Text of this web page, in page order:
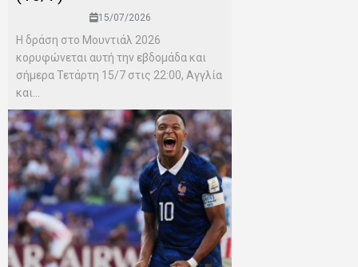
15/07/2026
Η δράση στο Μουντιάλ 2026
κορυφώνεται αυτή την εβδομάδα και
σήμερα Τετάρτη 15/7 στις 22:00, Αγγλία
και...